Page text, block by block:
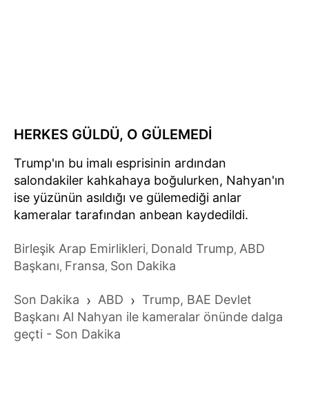
HERKES GÜLDÜ, O GÜLEMEDİ
Trump'ın bu imalı esprisinin ardından
salondakiler kahkahaya boğulurken, Nahyan'ın
ise yüzünün asıldığı ve gülemediği anlar
kameralar tarafından anbean kaydedildi.
Birleşik Arap Emirlikleri, Donald Trump, ABD
Başkanı, Fransa, Son Dakika
Son Dakika › ABD › Trump, BAE Devlet
Başkanı Al Nahyan ile kameralar önünde dalga
geçti - Son Dakika